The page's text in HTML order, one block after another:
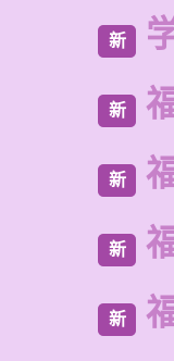
新
新
新
新
新